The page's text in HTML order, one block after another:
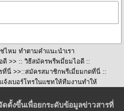
ไหม ทำตามคำแนะนำเรา
ดี >> :: วิธีสมัครพรีพมี่ยมไอดี ::
ที่นี่ >>::สมัครสมาชิกพรีเมี่ยมกดที่นี่ ::
งเบอร์โทรในแชทให้ทีมงานทำให้
ตั้งขึ้นเพื่อยกระดับข้อมูลข่าวสารที่